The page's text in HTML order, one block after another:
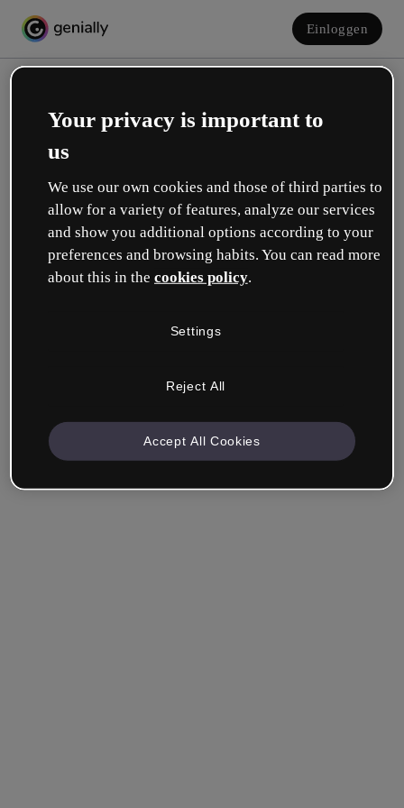
Einloggen
Erstelle dein kostenloses Konto!
Was beschreibt deine Rolle am besten?
Unternehmen & Professionals
einem anderen Bereich.
Your privacy is important to
us
We use our own cookies and those of third parties to
allow for a variety of features, analyze our services
and show you additional options according to your
preferences and browsing habits. You can read more
about this in the cookies policy.
Settings
Reject All
Accept All Cookies